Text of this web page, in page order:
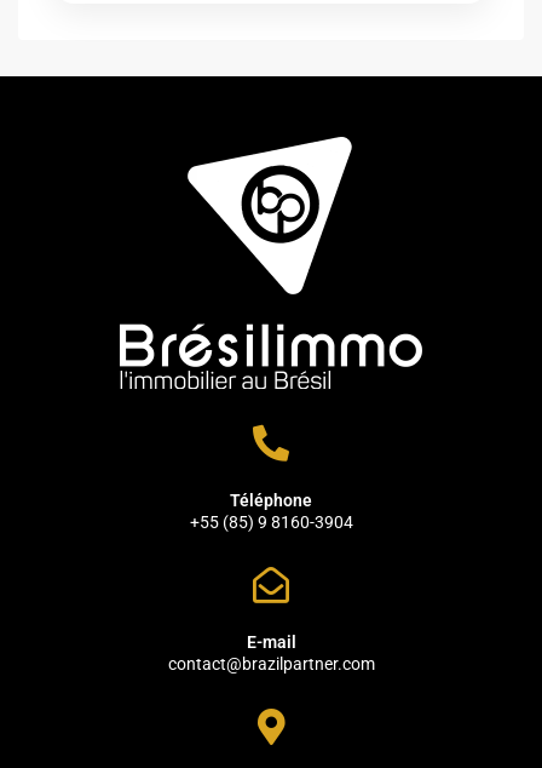
Téléphone
+55 (85) 9 8160-3904
E-mail
contact@brazilpartner.com